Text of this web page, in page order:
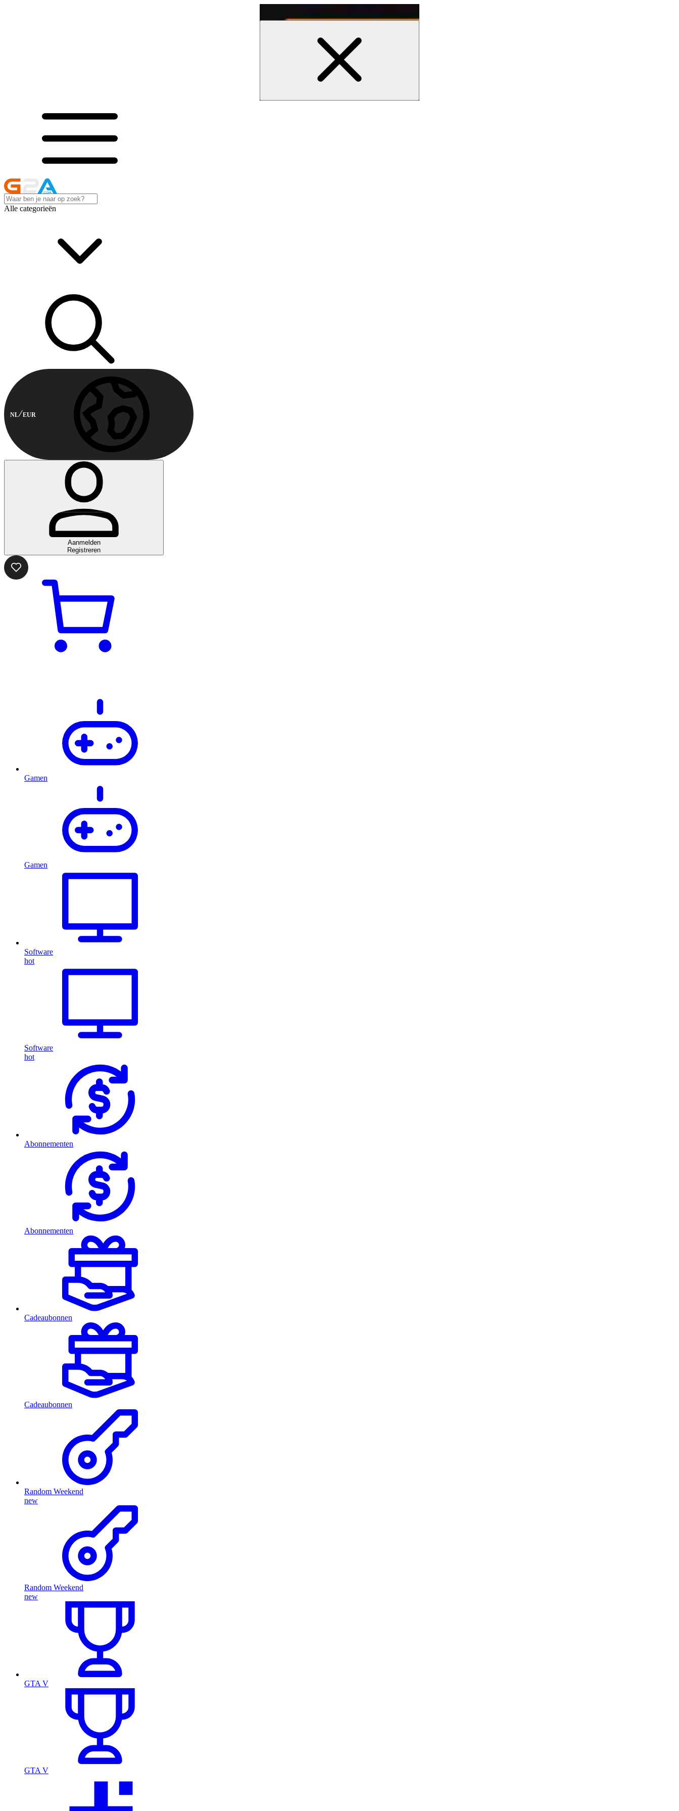
Alle categorieën
NL EUR
Aanmelden
Registreren
Gamen
Gamen
Software
hot
Software
hot
Abonnementen
Abonnementen
Cadeaubonnen
Cadeaubonnen
Random Weekend
new
Random Weekend
new
GTA V
GTA V